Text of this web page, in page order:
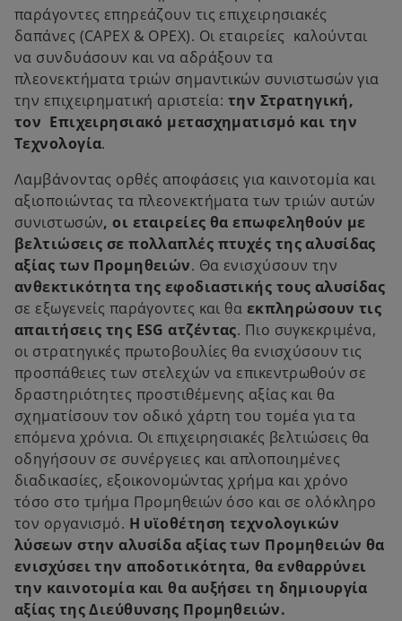
παράγοντες επηρεάζουν τις επιχειρησιακές
δαπάνες (CAPEX & OPEX). Οι εταιρείες καλούνται
να συνδυάσουν και να αδράξουν τα
πλεονεκτήματα τριών σημαντικών συνιστωσών για
την επιχειρηματική αριστεία: την Στρατηγική,
τον Επιχειρησιακό μετασχηματισμό και την
Τεχνολογία.
Λαμβάνοντας ορθές αποφάσεις για καινοτομία και
αξιοποιώντας τα πλεονεκτήματα των τριών αυτών
συνιστωσών, οι εταιρείες θα επωφεληθούν με
βελτιώσεις σε πολλαπλές πτυχές της αλυσίδας
αξίας των Προμηθειών. Θα ενισχύσουν την
ανθεκτικότητα της εφοδιαστικής τους αλυσίδας
σε εξωγενείς παράγοντες και θα εκπληρώσουν τις
απαιτήσεις της ESG ατζέντας. Πιο συγκεκριμένα,
οι στρατηγικές πρωτοβουλίες θα ενισχύσουν τις
προσπάθειες των στελεχών να επικεντρωθούν σε
δραστηριότητες προστιθέμενης αξίας και θα
σχηματίσουν τον οδικό χάρτη του τομέα για τα
επόμενα χρόνια. Οι επιχειρησιακές βελτιώσεις θα
οδηγήσουν σε συνέργειες και απλοποιημένες
διαδικασίες, εξοικονομώντας χρήμα και χρόνο
τόσο στο τμήμα Προμηθειών όσο και σε ολόκληρο
τον οργανισμό. Η υϊοθέτηση τεχνολογικών
λύσεων στην αλυσίδα αξίας των Προμηθειών θα
ενισχύσει την αποδοτικότητα, θα ενθαρρύνει
την καινοτομία και θα αυξήσει τη δημιουργία
αξίας της Διεύθυνσης Προμηθειών.